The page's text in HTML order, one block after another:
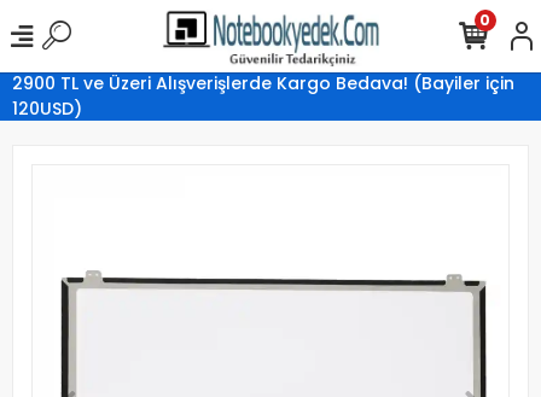
2900 TL ve Üzeri Alışverişlerde Kargo Bedava! (Bayiler için
120USD)
0